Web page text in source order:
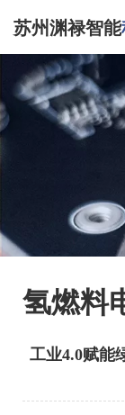
苏州渊禄智能
氢燃料
工业4.0赋能